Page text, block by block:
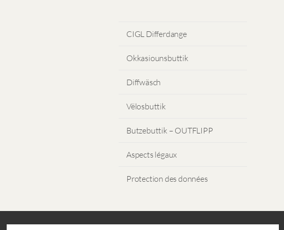
CIGL Differdange
Okkasiounsbuttik
Diffwäsch
Vëlosbuttik
Butzebuttik – OUTFLIPP
Aspects légaux
Protection des données